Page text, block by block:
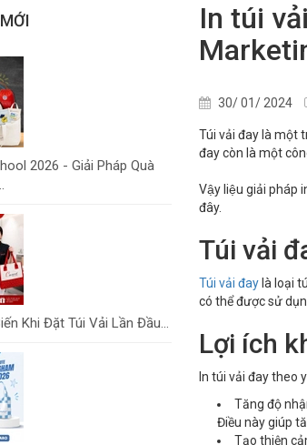
2026 - Giải Pháp Quà
Khi Đặt Túi Vải Lần Đầu...
In túi
30/ 01/ 2024
Túi vải đay là một
đay còn là một
Vậy liệu giải pháp
đây.
Túi vải
Túi vải đaylà loại
có thể được sử
Lợi ích
In túi vải đay theo
Tăng độ
Điều này giúp
Tạo thiện